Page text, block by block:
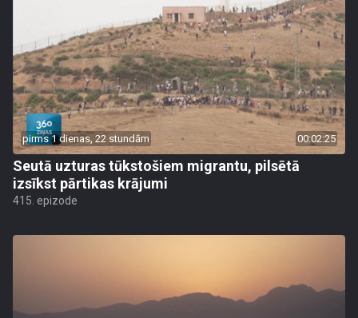
pirms 1 dienas, 22 stundām 00:02:25
Seutā uzturas tūkstošiem migrantu, pilsētā
izsīkst pārtikas krājumi
415. epizode